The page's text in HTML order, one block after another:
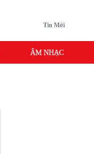
Tin Mới
ÂM NHẠC